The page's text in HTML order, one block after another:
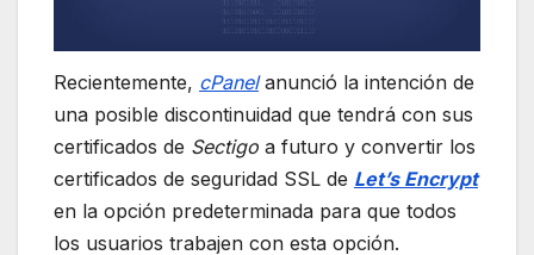
Recientemente, cPanelanunció la intención de
una posible discontinuidad que tendrá con sus
certificados de Sectigo a futuro y convertir los
certificados de seguridad SSL de Let’s Encrypt
en la opción predeterminada para que todos
los usuarios trabajen con esta opción.